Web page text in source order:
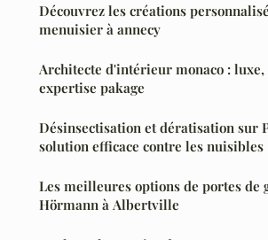
Découvrez les créations
menuisier à annecy
Architecte d'intérieur monaco :
expertise pakage
Désinsectisation et dératisation sur
solution efficace contre les nuisibles
Les meilleures options de portes de
Hörmann à Albertville